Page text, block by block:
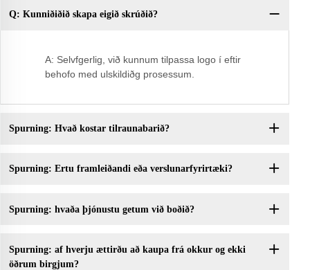
Q: Kunniðiðið skapa eigið skrúðið?
A: Selvfgerlig, við kunnum tilpassa logo í eftir
behofo med ulskildiðg prosessum.
Spurning: Hvað kostar tilraunabarið?
Spurning: Ertu framleiðandi eða verslunarfyrirtæki?
Spurning: hvaða þjónustu getum við boðið?
Spurning: af hverju ættirðu að kaupa frá okkur og ekki
öðrum birgjum?